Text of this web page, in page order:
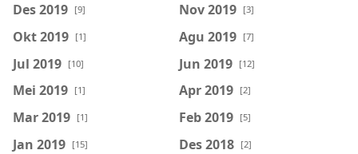
Des 2019 [9] Nov 2019 [3]
Okt 2019 [1] Agu 2019 [7]
Jul 2019 [10] Jun 2019 [12]
Mei 2019 [1] Apr 2019 [2]
Mar 2019 [1] Feb 2019 [5]
Jan 2019 [15] Des 2018 [2]